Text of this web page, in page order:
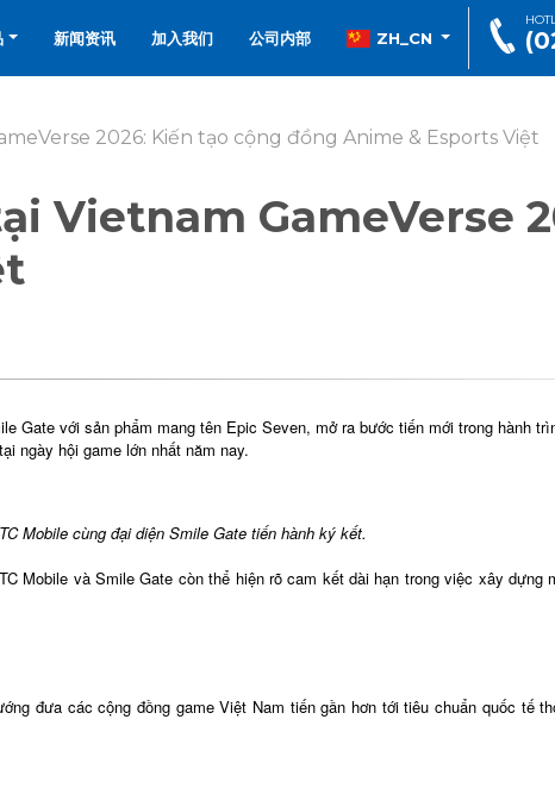
新闻资讯 加入我们 公司内部 ZH_CN
2026: Kiến tạo cộng đồng Anime & Esports Việt
Vietnam GameVerse
Gate với sản phẩm mang tên Epic Seven, mở ra bước tiến mới trong hành
ngày hội game lớn nhất năm nay.
Mobile cùng đại diện Smile Gate tiến hành ký kết.
Mobile và Smile Gate còn thể hiện rõ cam kết dài hạn trong việc xây
đưa các cộng đồng game Việt Nam tiến gần hơn tới tiêu chuẩn quốc tế